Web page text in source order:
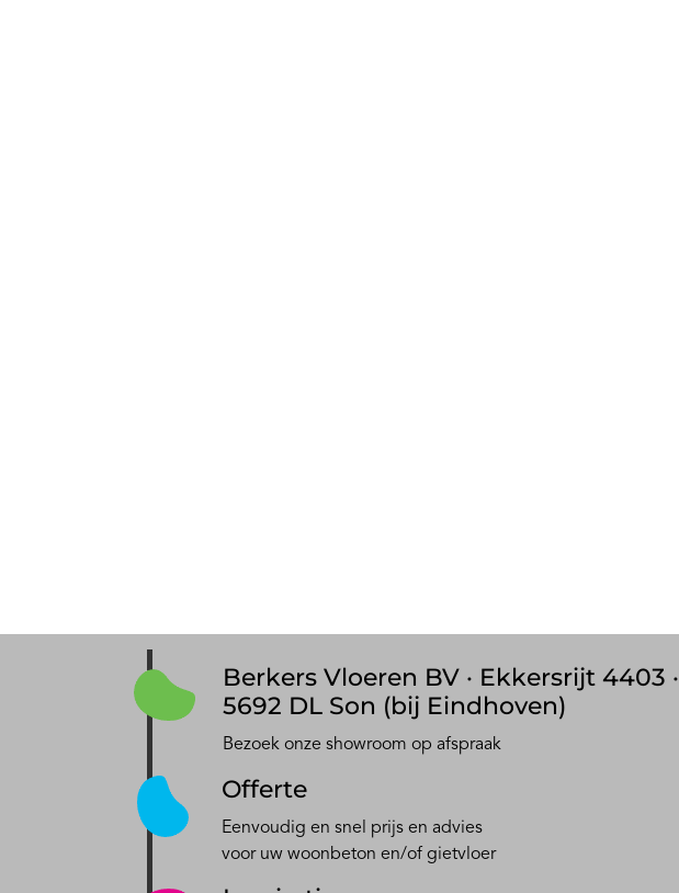
Berkers Vloeren BV · Ekkersrijt 4403 ·
5692 DL Son (bij Eindhoven)
Bezoek onze showroom op afspraak
Offerte
Eenvoudig en snel prijs en advies
voor uw woonbeton en/of gietvloer